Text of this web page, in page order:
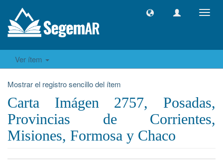
Ver ítem
Mostrar el registro sencillo del ítem
Carta Imágen 2757, Posadas,
Provincias de Corrientes,
Misiones, Formosa y Chaco